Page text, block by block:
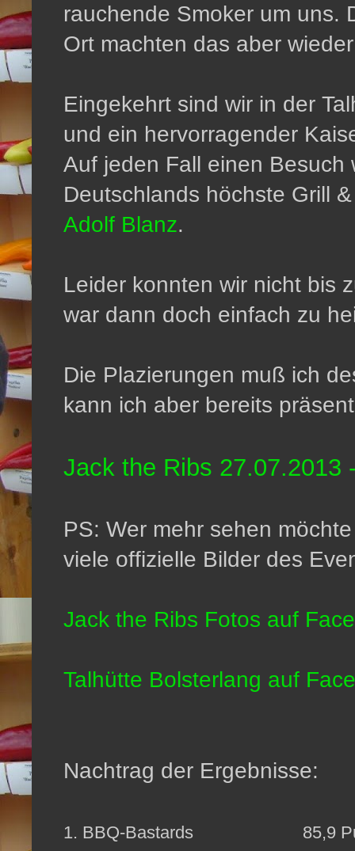
rauchende Smoker um uns.
Ort machten das aber
Eingekehrt sind wir in der
und ein hervorragender
Auf jeden Fall einen Besuch
Deutschlands höchste Grill
Adolf Blanz.
Leider konnten wir nicht bis
war dann doch einfach zu
Die Plazierungen muß ich
kann ich aber bereits
Jack the Ribs 27.07.2013
PS: Wer mehr sehen
viele offizielle Bilder des
Jack the Ribs Fotos auf
Talhütte Bolsterlang auf
Nachtrag der Ergebnisse:
1. BBQ-Bastards 85,9